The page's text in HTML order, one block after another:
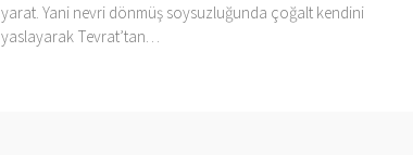
yarat. Yani nevri dönmüş soysuzluğunda çoğalt kendini
yaslayarak Tevrat’tan…